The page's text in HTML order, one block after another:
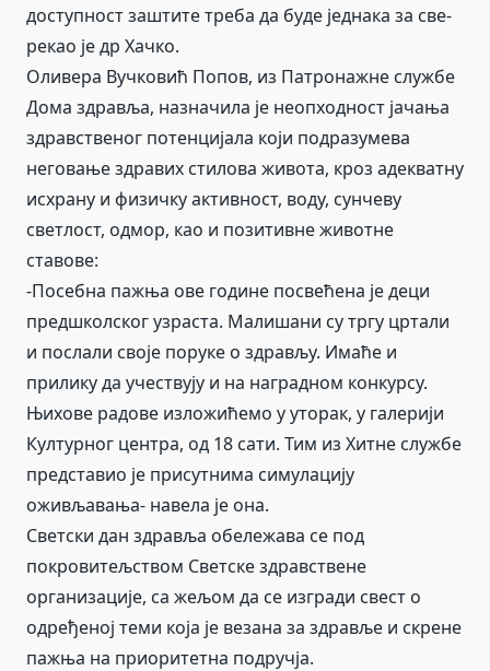
доступност заштите треба да буде једнака за све-
рекао је др Хачко.
Оливера Вучковић Попов, из Патронажне службе
Дома здравља, назначила је неопходност јачања
здравственог потенцијала који подразумева
неговање здравих стилова живота, кроз адекватну
исхрану и физичку активност, воду, сунчеву
светлост, одмор, као и позитивне животне
ставове:
-Посебна пажња ове године посвећена је деци
предшколског узраста. Малишани су тргу цртали
и послали своје поруке о здрављу. Имаће и
прилику да учествују и на наградном конкурсу.
Њихове радове изложићемо у уторак, у галерији
Културног центра, од 18 сати. Тим из Хитне службе
представио је присутнима симулацију
оживљавања- навела је она.
Светски дан здравља обележава се под
покровитељством Светске здравствене
организације, са жељом да се изгради свест о
одређеној теми која је везана за здравље и скрене
пажња на приоритетна подручја.